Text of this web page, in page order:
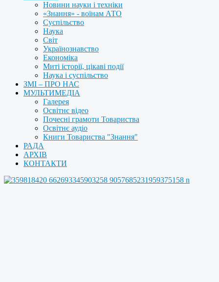
Новини науки і техніки
«Знання» - воїнам АТО
Суспільство
Наука
Світ
Українознавство
Економіка
Миті історії, цікаві події
Наука і суспільство
ЗМІ – ПРО НАС
МУЛЬТИМЕДІА
Галерея
Освітнє відео
Почесні грамоти Товариства
Освітнє аудіо
Книги Товариства "Знання"
РАДА
АРХІВ
КОНТАКТИ